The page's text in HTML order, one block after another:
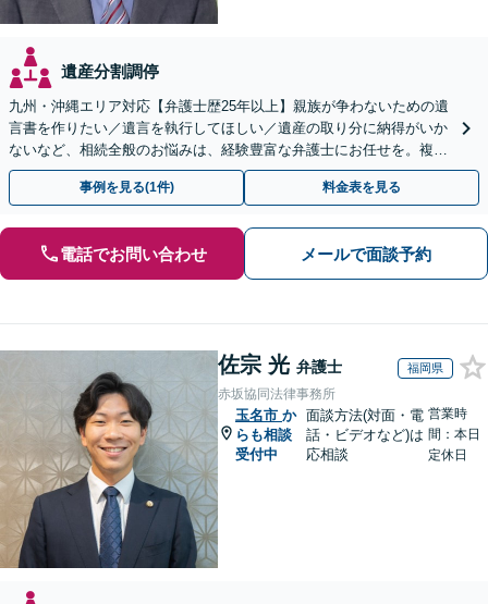
遺産分割調停
九州・沖縄エリア対応【弁護士歴25年以上】親族が争わないための遺
言書を作りたい／遺言を執行してほしい／遺産の取り分に納得がいか
ないなど、相続全般のお悩みは、経験豊富な弁護士にお任せを。複雑
な問題も粘り強く対応し、解決に導きます。
事例を見る(1件) 料金表を見る
電話でお問い合わせ メールで面談予約
佐宗 光 弁護士 福岡県
赤坂協同法律事務所
玉名市 か
らも相談
受付中
面談方法(対面・電
話・ビデオなど)は
応相談
営業時
間：本日
定休日